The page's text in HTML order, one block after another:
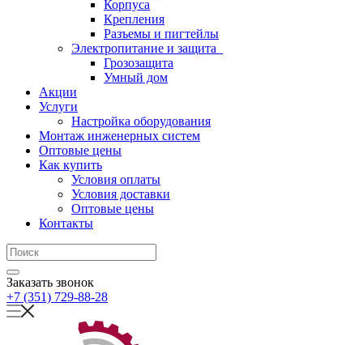
Корпуса
Крепления
Разъемы и пигтейлы
Электропитание и защита
Грозозащита
Умный дом
Акции
Услуги
Настройка оборудования
Монтаж инженерных систем
Оптовые цены
Как купить
Условия оплаты
Условия доставки
Оптовые цены
Контакты
Заказать звонок
+7 (351) 729-88-28